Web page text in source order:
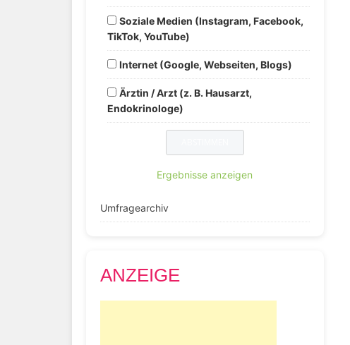
Soziale Medien (Instagram, Facebook,
TikTok, YouTube)
Internet (Google, Webseiten, Blogs)
Ärztin / Arzt (z. B. Hausarzt,
Endokrinologe)
Ergebnisse anzeigen
Umfragearchiv
ANZEIGE